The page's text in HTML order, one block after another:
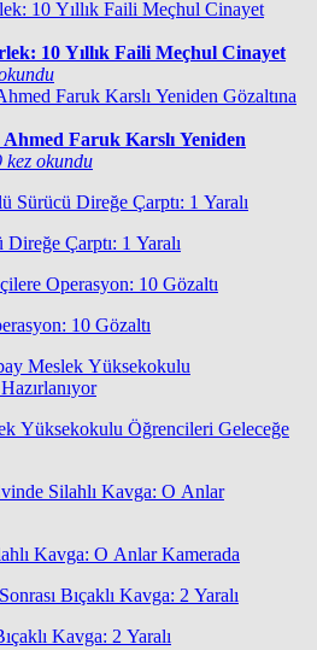
10 Yıllık Faili Meçhul Cinayet
Ahmed Faruk Karslı Yeniden
kez okundu
Çarptı: 1 Yaralı
10 Gözaltı
Yüksekokulu Öğrencileri Geleceğe
Kavga: O Anlar Kamerada
Kavga: 2 Yaralı